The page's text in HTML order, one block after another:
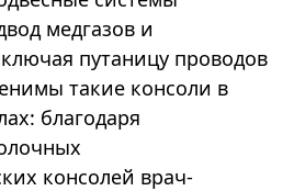
медгазов и
путаницу проводов
такие консоли в
благодаря
консолей врач-